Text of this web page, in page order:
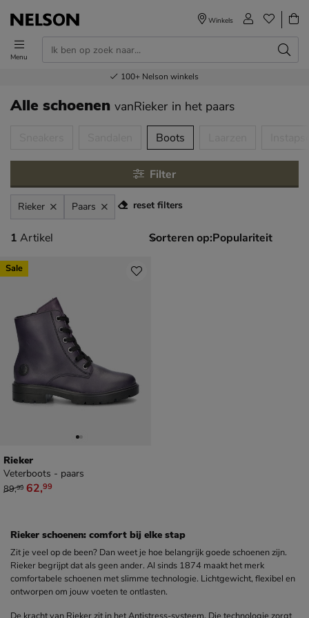
Menu
Winkels
Voor 23.00u besteld,volgende dag in huis
Gratisverzending en retour
Bestel nu,betaal later
100+ Nelson winkels
Alle schoenen vanRieker in het paars
Boots
Filter
Rieker Paars reset filters
1 artikel
1 Artikel Sorteren op:
Rieker
Veterboots - paars
van € 89,99 voor € 62,99
89,99 62,99
Sale
Rieker schoenen: comfort bij elke stap
Zit je veel op de been? Dan weet je hoe belangrijk goede schoenen zijn.
Rieker begrijpt dat als geen ander. Al sinds 1874 maakt het merk
comfortabele schoenen met slimme technologie. Lichtgewicht, flexibel en
ontworpen om jouw voeten te ontlasten.